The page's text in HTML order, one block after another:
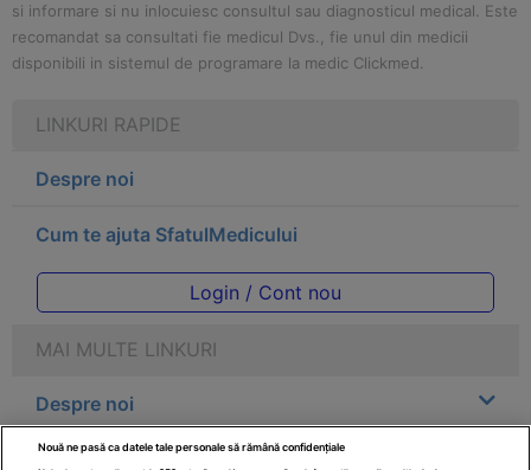
si informare si nu inlocuiesc consultul sau diagnosticul medical. Este
recomandat sa consultati fie medicul Dvs., fie unul din medicii
disponibili in sistemul de programare la medic Clickmed.
LINKURI RAPIDE
Despre noi
Cum te ajuta SfatulMedicului
Login / Cont nou
MAI MULTE LINKURI
Despre noi
Legal
Nouă ne pasă ca datele tale personale să rămână confidențiale